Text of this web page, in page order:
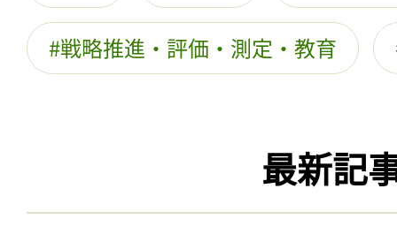
戦略推進・評価・測定・教育
最新記